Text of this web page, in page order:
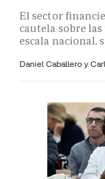
El sector
cautela sobre
escala nacional,
Daniel Caballero y